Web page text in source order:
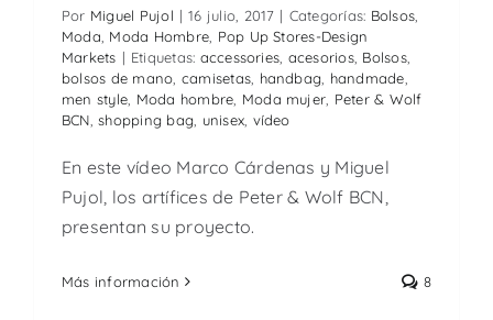
Por Miguel Pujol | 16 julio, 2017 | Categorías: Bolsos,
Moda, Moda Hombre, Pop Up Stores-Design
Markets | Etiquetas: accessories, acesorios, Bolsos,
bolsos de mano, camisetas, handbag, handmade,
men style, Moda hombre, Moda mujer, Peter & Wolf
BCN,shopping bag, unisex, vídeo
En este vídeo Marco Cárdenas y Miguel
Pujol, los artífices de Peter & Wolf BCN,
presentan su proyecto.
Más información 8